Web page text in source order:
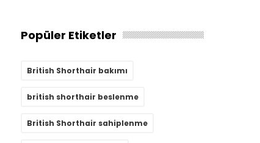
Popüler Etiketler
British Shorthair bakımı
british shorthair beslenme
British Shorthair sahiplenme